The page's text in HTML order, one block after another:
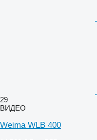
29
ВИДЕО
Weima WLB 400